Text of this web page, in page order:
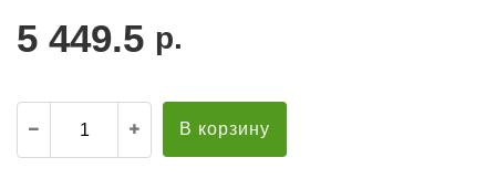
5 449.5 р.
В корзину